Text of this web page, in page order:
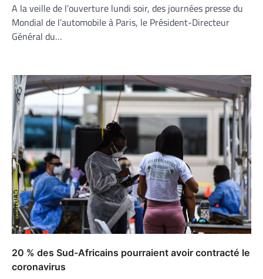
A la veille de l’ouverture lundi soir, des journées presse du
Mondial de l’automobile à Paris, le Président-Directeur
Général du…
20 % des Sud-Africains pourraient avoir contracté le
coronavirus